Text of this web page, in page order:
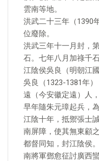
雲南等地。
洪武二十三年（1390
位廢除。
洪武三年十一月封，
石。七年八月加祿千
江陰侯吳良（明朝江國
吳良（1323-1381年
遠（今安徽定遠）人
早年隨朱元璋起兵，
江陰十年，抵禦張士
南屏障，使其無東顧
都督同知，封江陰侯
南將軍鄧愈征討廣西